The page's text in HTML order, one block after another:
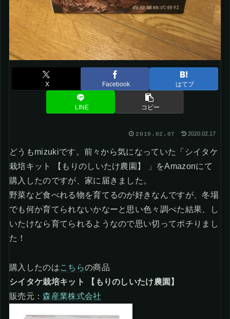
X Facebook はてブ
LINE コピー
2019.02.07 2020.02.17
どうもmizukiです。前々から気になっていた「シイタケ
栽培キット 【もりのしいたけ農園】 」をAmazonにて
購入したのですが、家に届きました。
野菜など食べれる物を育てるのが好きなんですが、冬場
でも何か育てられないかなーと思い色々調べた結果、し
いたけなら育てられるようなので思い切ってポチりまし
た！
購入したのはこちらの商品
シイタケ栽培キット 【もりのしいたけ農園】
販売元：森産業株式会社